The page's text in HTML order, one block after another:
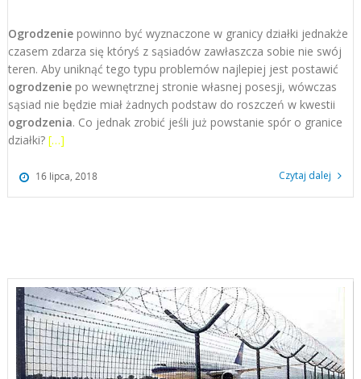
Ogrodzeniepowinno być wyznaczone w granicy działki jednakże
czasem zdarza się któryś z sąsiadów zawłaszcza sobie nie swój
teren. Aby uniknąć tego typu problemów najlepiej jest postawić
ogrodzeniepo wewnętrznej stronie własnej posesji, wówczas
sąsiad nie będzie miał żadnych podstaw do roszczeń w kwestii
ogrodzenia. Co jednak zrobić jeśli już powstanie spór o granice
działki? […]
16 lipca, 2018 Czytaj dalej